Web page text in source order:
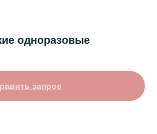
одноразовые
запрос